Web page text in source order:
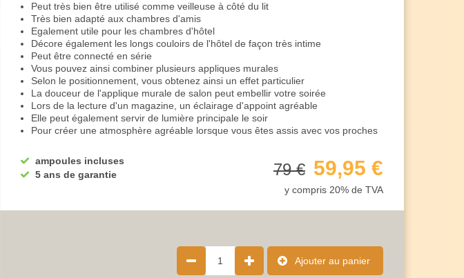
Peut très bien être utilisé comme veilleuse à côté du lit
Très bien adapté aux chambres d'amis
Egalement utile pour les chambres d'hôtel
Décore également les longs couloirs de l'hôtel de façon très intime
Peut être connecté en série
Vous pouvez ainsi combiner plusieurs appliques murales
Selon le positionnement, vous obtenez ainsi un effet particulier
La douceur de l'applique murale de salon peut embellir votre soirée
Lors de la lecture d'un magazine, un éclairage d'appoint agréable
Elle peut également servir de lumière principale le soir
Pour créer une atmosphère agréable lorsque vous êtes assis avec vos proches
Peut être placé à côté ou derrière le canapé
Elle peut également servir d'accessoire d'éclairage au-dessus d'une commode
Pour votre entrée, c'est également une lumière décorative
Lorsque vous rentrez chez vous le soir, vous êtes accueilli par une douce
L'applique murale Café est discrète dans sa forme
Cela permet de la combiner avec une multitude de styles d'aménagement
ampoules incluses
5 ans de garantie
79 € 59,95 €
y compris 20% de TVA
1 Ajouter au panier